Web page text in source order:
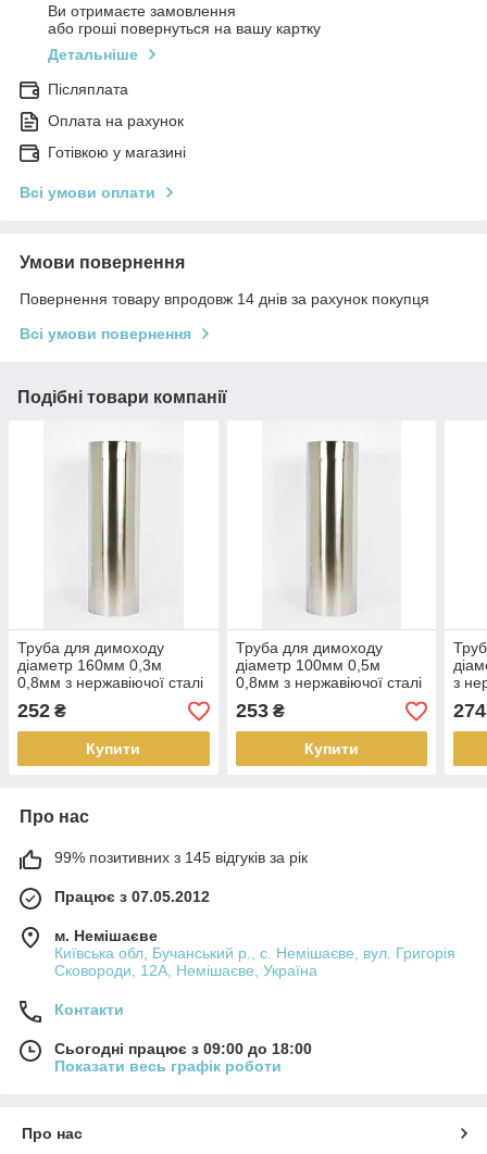
Ви отримаєте замовлення
або гроші повернуться на вашу картку
Детальніше
Післяплата
Оплата на рахунок
Готівкою у магазині
Всі умови оплати
Умови повернення
Повернення товару впродовж 14 днів за рахунок покупця
Всі умови повернення
Подібні товари компанії
Труба для димоходу
діаметр 160мм 0,3м
0,8мм з нержавіючої сталі
AISI 304
252 ₴
Купити
Труба для димоходу
діаметр 100мм 0,5м
0,8мм з нержавіючої сталі
AISI 304
253₴
Купити
з
304
274
Про нас
99% позитивних з 145 відгуків за рік
Працює з 07.05.2012
м. Немішаєве
Київська обл, Бучанський р., с. Немішаєве, вул. Григорія
Сковороди, 12А, Немішаєве, Україна
Контакти
Сьогодні працює з 09:00 до 18:00
Показати весь графік роботи
Про нас